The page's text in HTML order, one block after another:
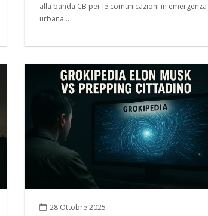
alla banda CB per le comunicazioni in emergenza
urbana...
28 Ottobre 2025